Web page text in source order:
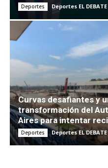
Deportes Deportes EL DEBATE
Curvas desafiantes y
transformación del
Aires para intentar
Deportes Deportes EL DEBATE